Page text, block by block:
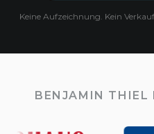
Keine Aufzeichnung. Kein
BENJAMIN THIEL